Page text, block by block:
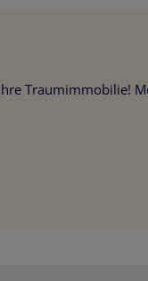
Traumimmobilie!